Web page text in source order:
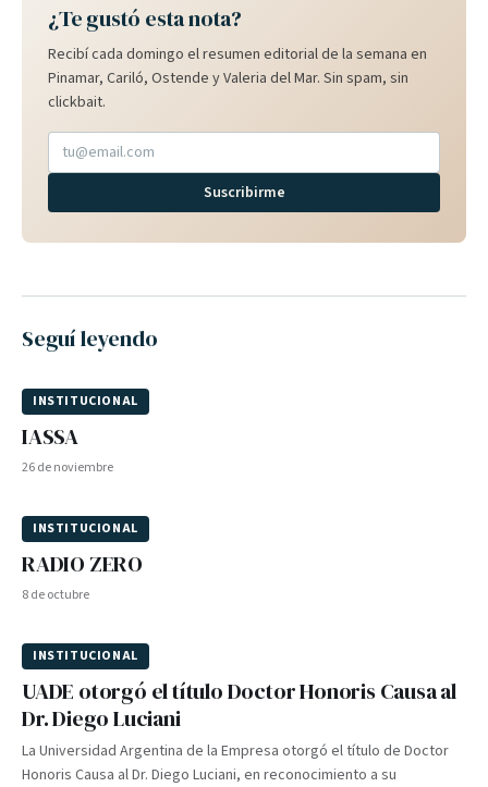
¿Te gustó esta nota?
Recibí cada domingo el resumen editorial de la semana en
Pinamar, Cariló, Ostende y Valeria del Mar. Sin spam, sin
clickbait.
Suscribirme
Seguí leyendo
INSTITUCIONAL
IASSA
26 de noviembre
INSTITUCIONAL
RADIO ZERO
8 de octubre
INSTITUCIONAL
UADE otorgó el título Doctor Honoris Causa al
Dr. Diego Luciani
La Universidad Argentina de la Empresa otorgó el título de Doctor
Honoris Causa al Dr. Diego Luciani, en reconocimiento a su